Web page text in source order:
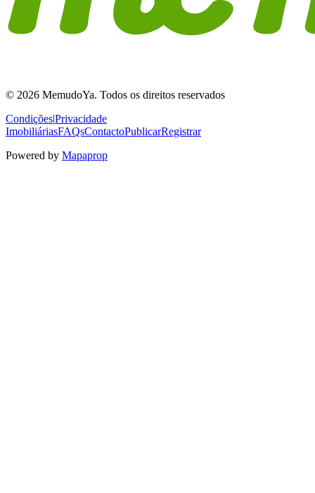
© 2026 MemudoYa. Todos os direitos reservados
Condições|Privacidade
ImobiliáriasFAQsContactoPublicarRegistrar
Powered by Mapaprop